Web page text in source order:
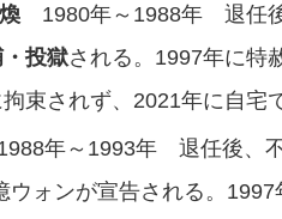
1980年～1988年 退任後
投獄される。1997年に特
束されず、2021年に自宅
年～1993年 退任後、
ォンが宣告される。1997